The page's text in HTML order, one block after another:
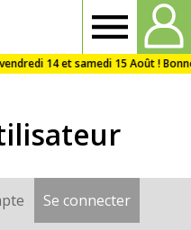
Se connecter(onglet